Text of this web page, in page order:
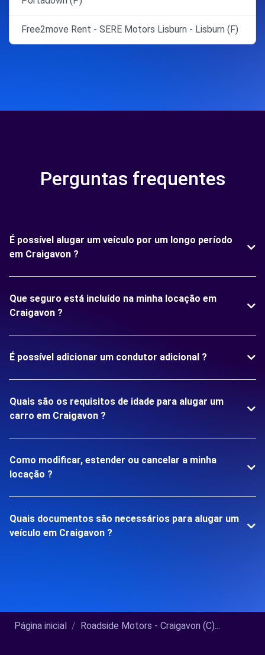
Free2move Rent - SERE Motors Lisburn - Lisburn (F)
Perguntas frequentes
É possível alugar um veículo por um longo período
em Craigavon ?
Que seguro está incluído na minha locação em
Craigavon ?
É possível adicionar um condutor adicional ?
Quais são os requisitos de idade para alugar um
carro em Craigavon ?
Como modificar, estender ou cancelar a minha
locação ?
Quais documentos são necessários para alugar um
veículo em Craigavon ?
Página inicial Roadside Motors - Craigavon (C)...